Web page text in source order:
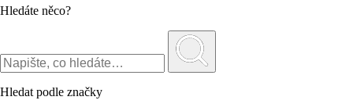
Hledáte něco?
Hledat podle značky